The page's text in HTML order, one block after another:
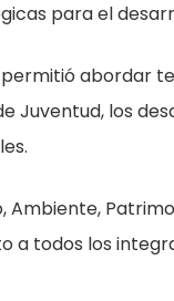
para el
abordar
Juventud, los
a todos los